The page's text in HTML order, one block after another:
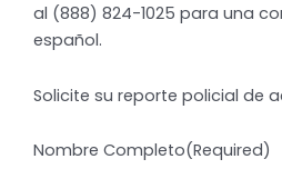
al (888) 824-1025 para una
español.
Solicite su reporte policial de
Nombre Completo(Required)